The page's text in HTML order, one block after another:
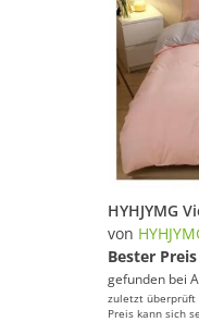
von
Bester Preis
gefunden bei
zuletzt überprüft
Preis kann sich